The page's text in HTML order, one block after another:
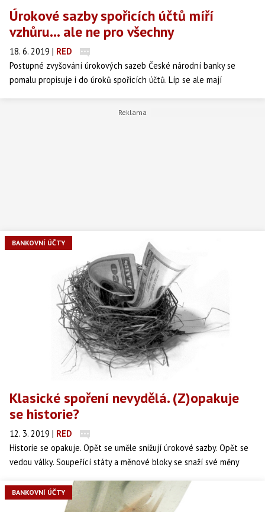
Úrokové sazby spořicích účtů míří
vzhůru… ale ne pro všechny
18. 6. 2019 | RED
Postupné zvyšování úrokových sazeb České národní banky se
pomalu propisuje i do úroků spořicích účtů. Líp se ale mají
BANKOVNÍ ÚČTY
Klasické spoření nevydělá. (Z)opakuje
se historie?
12. 3. 2019 | RED
Historie se opakuje. Opět se uměle snižují úrokové sazby. Opět se
vedou války. Soupeřící státy a měnové bloky se snaží své měny
Znovu se oprášilo vedení válek obchodních, kdy ochranářství a
protekcionismus tvoří překážky přeshraničnímu obchodu.
BANKOVNÍ ÚČTY